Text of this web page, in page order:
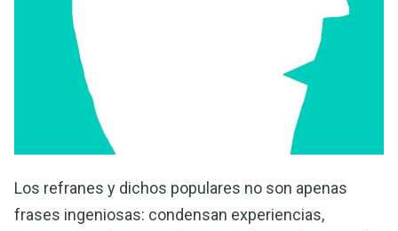
Los refranes y dichos populares no son apenas
frases ingeniosas: condensan experiencias,